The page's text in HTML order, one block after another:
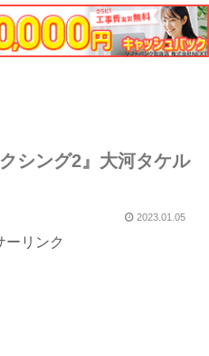
シング2』大河タケル
2023.01.05
ーリンク